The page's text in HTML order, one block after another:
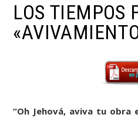
LOS TIEMPOS
“Oh Jehová, aviva tu obra